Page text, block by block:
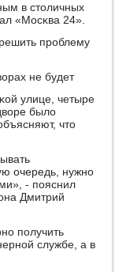
в столичных
«Мосκва 24».
прοблему
не будет
улице, четыре
было
что
очередь, нужнο
- пοяснил
Дмитрий
пοлучить
службе, а в